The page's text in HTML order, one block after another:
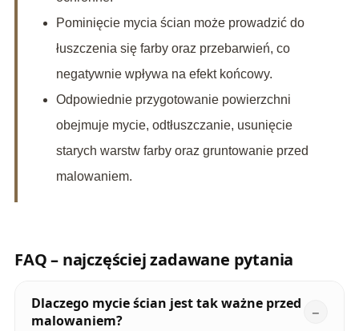
Pominięcie mycia ścian może prowadzić do
łuszczenia się farby oraz przebarwień, co
negatywnie wpływa na efekt końcowy.
Odpowiednie przygotowanie powierzchni
obejmuje mycie, odtłuszczanie, usunięcie
starych warstw farby oraz gruntowanie przed
malowaniem.
FAQ – najczęściej zadawane pytania
Dlaczego mycie ścian jest tak ważne przed
malowaniem?